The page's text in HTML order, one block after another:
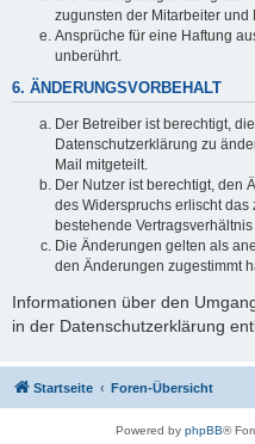
zugunsten der Mitarbeiter und
Ansprüche für eine Haftung
unberührt.
6. ÄNDERUNGSVORBEHALT
Der Betreiber ist berechtigt,
Datenschutzerklärung zu
Mail mitgeteilt.
Der Nutzer ist berechtigt, den
des Widerspruchs erlischt
bestehende
Die Änderungen gelten als
den Änderungen zugestimmt
Informationen über den
in der Datenschutzerklärung
Startseite Foren-Übersicht
Powered by phpBB®